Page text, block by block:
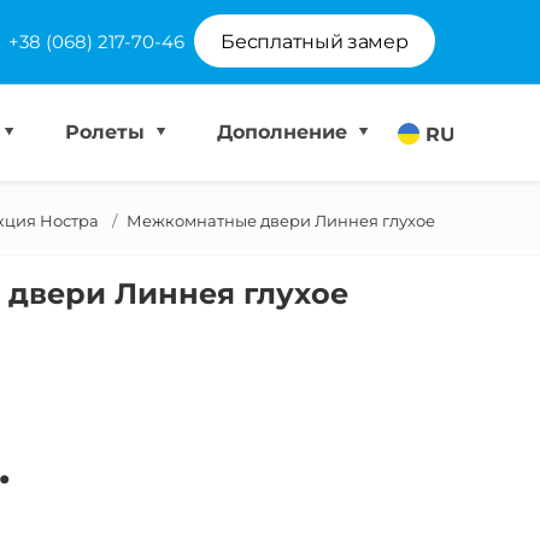
+38 (068) 217-70-46 Бесплатный замер
RU
Ролеты Дополнение
Ностра Межкомнатные двери Линнея глухое
Линнея глухое